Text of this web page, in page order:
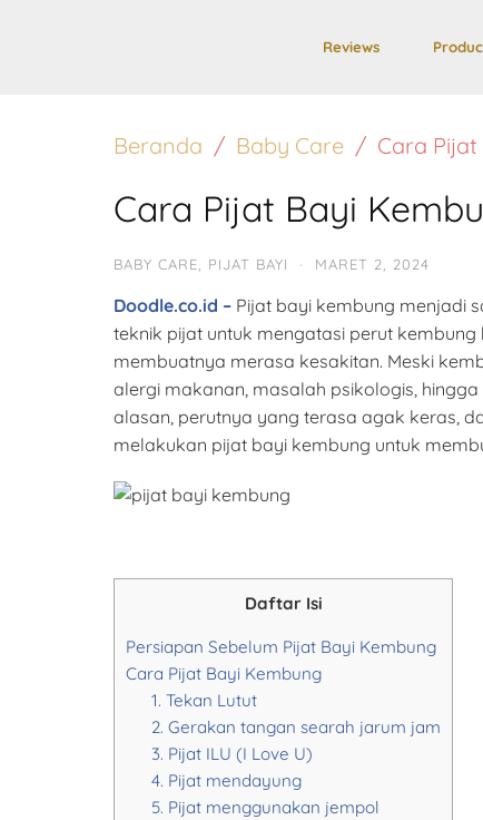
Reviews
Beranda Baby Care Cara
Cara Pijat Bayi
BABY CARE, PIJAT BAYI · MARET 2, 2024
Doodle.co.id – Pijat bayi kembung menjadi
teknik pijat untuk mengatasi perut
membuatnya merasa kesakitan. Meski
alergi makanan, masalah psikologis,
alasan, perutnya yang terasa agak keras,
melakukan pijat bayi kembung untuk
Daftar Isi
Persiapan Sebelum Pijat Bayi Kembung
Cara Pijat Bayi Kembung
1. Tekan Lutut
2. Gerakan tangan searah jarum jam
3. Pijat ILU (I Love U)
4. Pijat mendayung
5. Pijat menggunakan jempol